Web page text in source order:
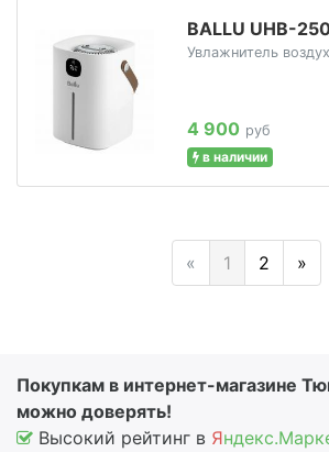
BALLU UHB-
Увлажнитель
4 900 руб
в наличии
« 1 2 »
Покупкам в интернет-магазине
можно доверять!
Высокий рейтинг в Я